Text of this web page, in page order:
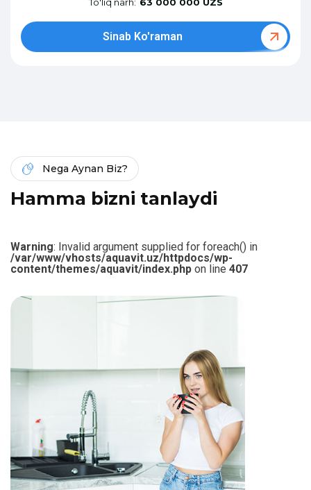
Sinab Ko'raman
Nega Aynan Biz?
Hamma bizni tanlaydi
Warning: Invalid argument supplied for foreach() in
/var/www/vhosts/aquavit.uz/httpdocs/wp-
content/themes/aquavit/index.php on line 407